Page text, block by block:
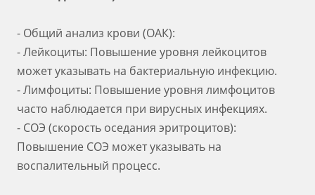
- Общий анализ крови (ОАК):
- Лейкоциты: Повышение уровня лейкоцитов
может указывать на бактериальную инфекцию.
- Лимфоциты: Повышение уровня лимфоцитов
часто наблюдается при вирусных инфекциях.
- СОЭ (скорость оседания эритроцитов):
Повышение СОЭ может указывать на
воспалительный процесс.